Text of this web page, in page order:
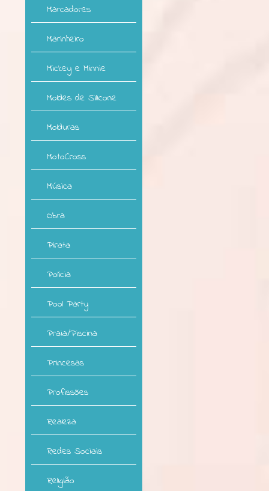
Marcadores
Marinheiro
Mickey e Minnie
Moldes de Silicone
Molduras
MotoCross
Música
Obra
Pirata
Polícia
Pool Party
Praia/Piscina
Princesas
Profissões
Realeza
Redes Sociais
Religião